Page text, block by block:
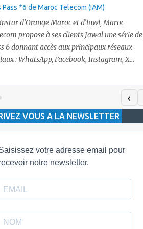
Pass *6 de Maroc Telecom (IAM)
d’Orange Maroc et d’inwi, Maroc
propose à ses clients Jawal une série de
6 donnant accès aux principaux réseaux
: WhatsApp, Facebook, Instagram, X
inclut 100 Mo, le Pass 10 Dh offre 400 Mo,
que les formules à 20 Dh et 30 Dh
respectivement 1 Go et 2 Go. Les
de validité sont de 3 jours pour
‹
VOUS A LA NEWSLETTER
votre adresse email pour
notre newsletter.